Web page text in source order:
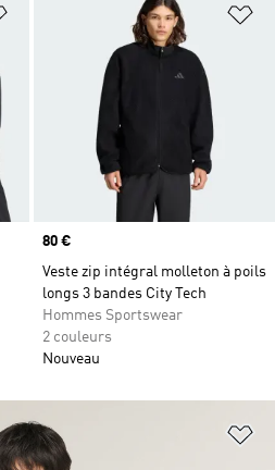
Ajouter à la Liste de produits
Prix
80 €
Veste zip intégral molleton à poils
longs 3 bandes City Tech
Hommes Sportswear
2 couleurs
Nouveau